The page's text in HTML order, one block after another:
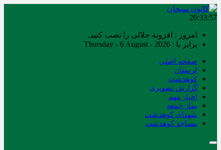
20:33:57
امروز : افزونه جلالی را نصب کنید.
برابر با : Thursday - 6 August - 2026
صفحه اصلی
لرستان
کوهدشت
گزارش تصویری
اخبار مهم
نماز جمعه
شهدای کوهدشت
مساجد کوهدشت